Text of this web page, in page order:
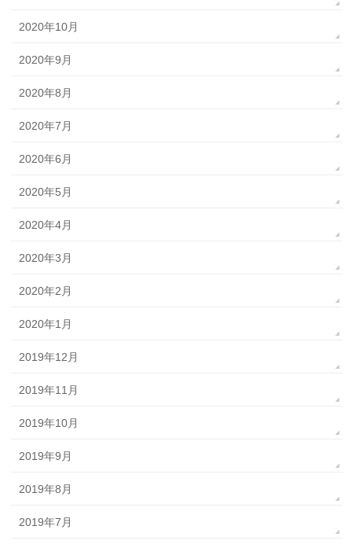
2020年10月
2020年9月
2020年8月
2020年7月
2020年6月
2020年5月
2020年4月
2020年3月
2020年2月
2020年1月
2019年12月
2019年11月
2019年10月
2019年9月
2019年8月
2019年7月